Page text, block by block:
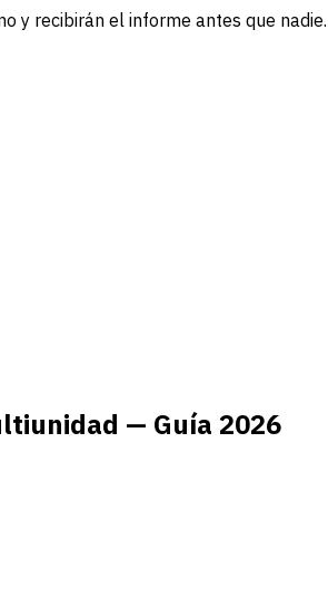
y recibirán el informe antes que
— Guía 2026